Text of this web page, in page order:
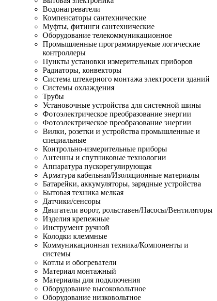
Водонагреватели
Компенсаторы сантехнические
Муфты, фитинги сантехнические
Оборудование телекоммуникационное
Промышленные программируемые логические
контроллеры
Пункты установки измерительных приборов
Радиаторы, конвекторы
Система штекерного монтажа электросети зданий
Системы охлаждения
Трубы
Установочные устройства для системной шины
Фотоэлектрическое преобразование энергии
Фотоэлектрическое преобразование энергии
Вилки, розетки и устройства промышленные и
специальные
Контрольно-измерительные приборы
Антенны и спутниковые технологии
Аппаратура пускорегулирующая
Арматура кабельная/Изоляционные материалы
Батарейки, аккумуляторы, зарядные устройства
Бытовая техника мелкая
Датчики/сенсоры
Двигатели ворот, рольставен/Насосы/Вентиляторы
Изделия крепежные
Инструмент ручной
Колодки клеммные
Коммуникационная техника/Компоненты и
системы
Котлы и обогреватели
Материал монтажный
Материалы для подключения
Оборудование высоковольтное
Оборудование низковольтное